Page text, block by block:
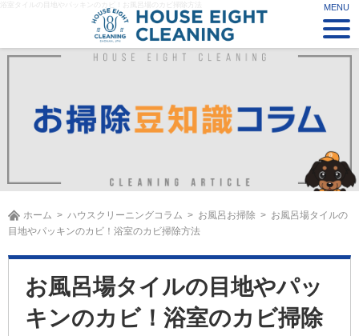
浴室タイルの目地やパッキンのカビ！お風呂場のカビ掃除方法
ホーム ハウスクリーニングコラム お風呂お掃除
お風呂場タイルの
目地やパッキンのカビ！浴室のカビ掃除方法
お風呂場タイルの目地やパッ
キンのカビ！浴室のカビ掃除